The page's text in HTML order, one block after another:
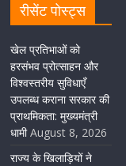
रीसेंट पोस्ट्स
खेल प्रतिभाओं को
हरसंभव प्रोत्साहन और
विश्वस्तरीय सुविधाएँ
उपलब्ध कराना सरकार की
प्राथमिकता: मुख्यमंत्री
धामी August 8, 2026
राज्य के खिलाड़ियों ने